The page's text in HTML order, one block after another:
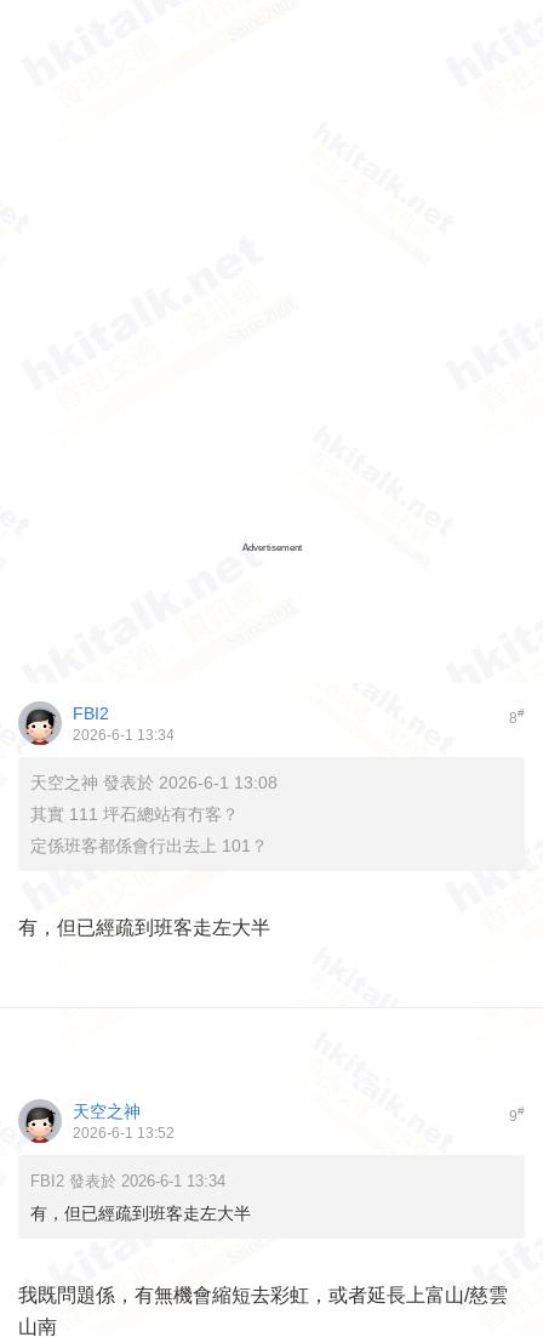
Advertisement
8#
FBI2
2026-6-1 13:34
天空之神 發表於 2026-6-1 13:08
其實 111 坪石總站有冇客？
定係班客都係會行出去上 101？
有，但已經疏到班客走左大半
9#
天空之神
2026-6-1 13:52
FBI2 發表於 2026-6-1 13:34
有，但已經疏到班客走左大半
我既問題係，有無機會縮短去彩虹，或者延長上富山/慈雲
山南